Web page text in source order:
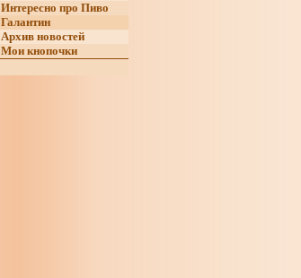
Интересно про Пиво
Галантин
Архив новостей
Мои кнопочки